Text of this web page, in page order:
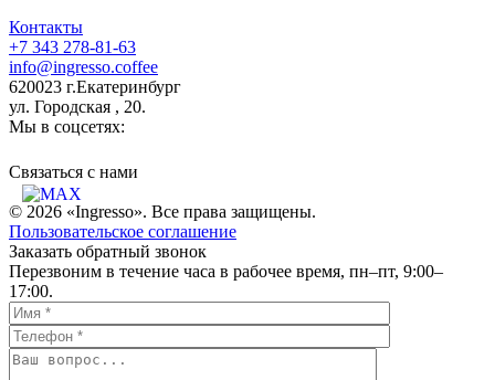
Контакты
+7 343 278-81-63
info@ingresso.coffee
620023 г.Екатеринбург
ул. Городская , 20.
Мы в соцсетях:
Связаться c нами
© 2026 «Ingresso». Все права защищены.
Пользовательское соглашение
Заказать обратный звонок
Перезвоним в течение часа в рабочее время, пн–пт, 9:00–
17:00.